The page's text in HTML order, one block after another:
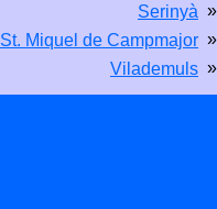
Serinyà »
St. Miquel de Campmajor »
Vilademuls »